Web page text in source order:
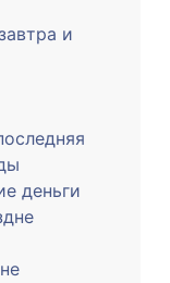
и
деньги